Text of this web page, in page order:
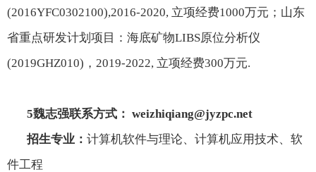
(2016YFC0302100),2016-2020, 立项经费1000万元；山东
省重点研发计划项目：海底矿物LIBS原位分析仪
(2019GHZ010) ， 2019-2022, 立项经费300万元.
5魏志强联系方式： weizhiqiang@jyzpc.net
招生专业： 计算机软件与理论、计算机应用技术、软
件工程